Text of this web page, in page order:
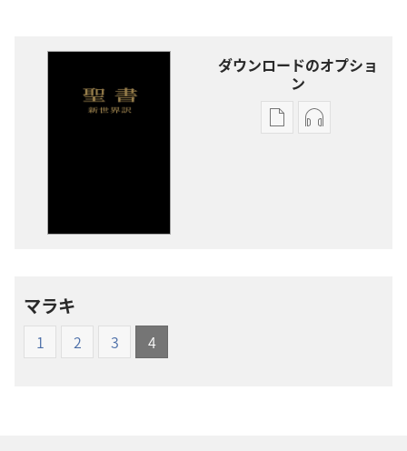
ダウンロードのオプショ
ン
出
オー
マラキ
1 2 3 4